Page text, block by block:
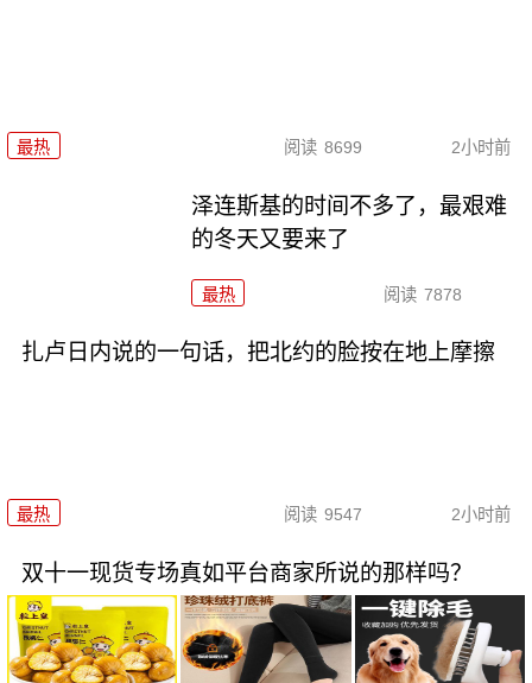
最热 阅读 8699 2小时前
泽连斯基的时间不多了，最艰难
的冬天又要来了
最热 阅读 7878
扎卢日内说的一句话，把北约的脸按在地上摩擦
最热 阅读 9547 2小时前
双十一现货专场真如平台商家所说的那样吗？